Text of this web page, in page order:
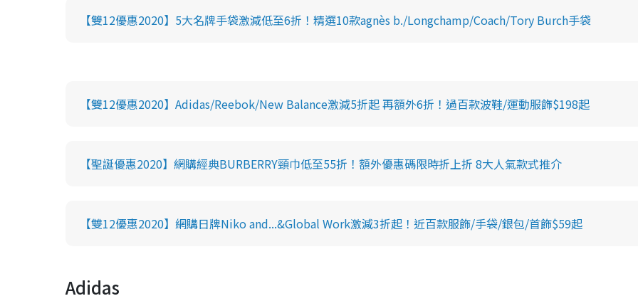
【雙12優惠2020】5大名牌手袋激減低至6折！精選10款agnès b./Longchamp/Coach/Tory Burch手袋
【雙12優惠2020】Adidas/Reebok/New Balance激減5折起 再額外6折！過百款波鞋/運動服飾$198起
【聖誕優惠2020】網購經典BURBERRY頸巾低至55折！額外優惠碼限時折上折 8大人氣款式推介
【雙12優惠2020】網購日牌Niko and...&Global Work激減3折起！近百款服飾/手袋/銀包/首飾$59起
Adidas